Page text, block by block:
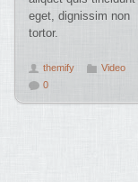
eget, dignissim non
tortor.
themify
Video
0